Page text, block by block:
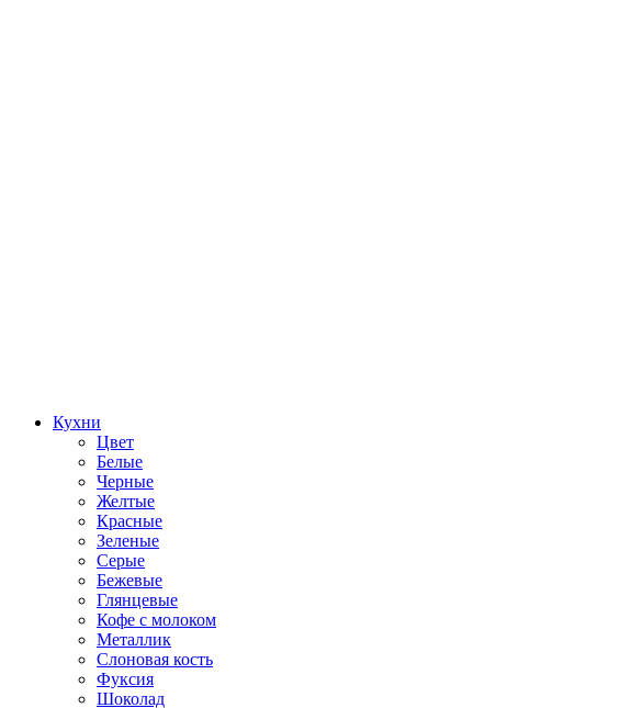
Кухни
Цвет
Белые
Черные
Желтые
Красные
Зеленые
Серые
Бежевые
Глянцевые
Кофе с молоком
Металлик
Слоновая кость
Фуксия
Шоколад